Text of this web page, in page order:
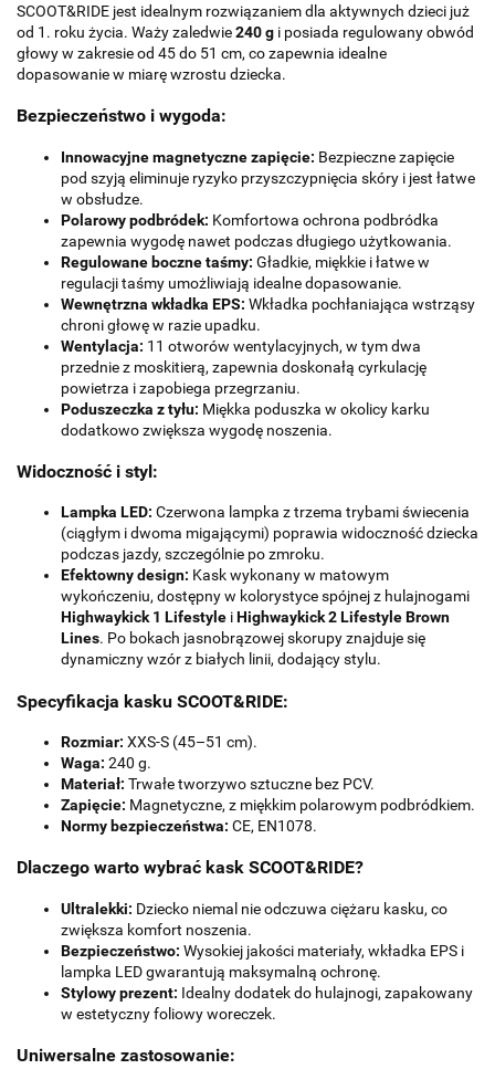
SCOOT&RIDE jest idealnym rozwiązaniem dla aktywnych dzieci już
od 1. roku życia. Waży zaledwie240 g i posiada regulowany obwód
głowy w zakresie od 45 do 51 cm, co zapewnia idealne
dopasowanie w miarę wzrostu dziecka.
Bezpieczeństwo i wygoda:
Innowacyjne magnetyczne zapięcie: Bezpieczne zapięcie
pod szyją eliminuje ryzyko przyszczypnięcia skóry i jest łatwe
w obsłudze.
Polarowy podbródek: Komfortowa ochrona podbródka
zapewnia wygodę nawet podczas długiego użytkowania.
Regulowane boczne taśmy: Gładkie, miękkie i łatwe w
regulacji taśmy umożliwiają idealne dopasowanie.
Wewnętrzna wkładka EPS: Wkładka pochłaniająca wstrząsy
chroni głowę w razie upadku.
Wentylacja: 11 otworów wentylacyjnych, w tym dwa
przednie z moskitierą, zapewnia doskonałą cyrkulację
powietrza i zapobiega przegrzaniu.
Poduszeczka z tyłu: Miękka poduszka w okolicy karku
dodatkowo zwiększa wygodę noszenia.
Widoczność i styl:
Lampka LED: Czerwona lampka z trzema trybami świecenia
(ciągłym i dwoma migającymi) poprawia widoczność dziecka
podczas jazdy, szczególnie po zmroku.
Efektowny design: Kask wykonany w matowym
wykończeniu, dostępny w kolorystyce spójnej z hulajnogami
Highwaykick 1 Lifestyle iHighwaykick 2 Lifestyle Brown
Lines. Po bokach jasnobrązowej skorupy znajduje się
dynamiczny wzór z białych linii, dodający stylu.
Specyfikacja kasku SCOOT&RIDE:
Rozmiar: XXS-S (45–51 cm).
Waga: 240 g.
Materiał: Trwałe tworzywo sztuczne bez PCV.
Zapięcie: Magnetyczne, z miękkim polarowym podbródkiem.
Normy bezpieczeństwa: CE, EN1078.
Dlaczego warto wybrać kask SCOOT&RIDE?
Ultralekki: Dziecko niemal nie odczuwa ciężaru kasku, co
zwiększa komfort noszenia.
Bezpieczeństwo: Wysokiej jakości materiały, wkładka EPS i
lampka LED gwarantują maksymalną ochronę.
Stylowy prezent: Idealny dodatek do hulajnogi, zapakowany
w estetyczny foliowy woreczek.
Uniwersalne zastosowanie: